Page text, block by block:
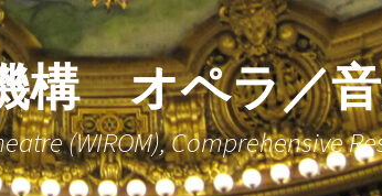
構 オペラ／
(WIROM), Comprehensive